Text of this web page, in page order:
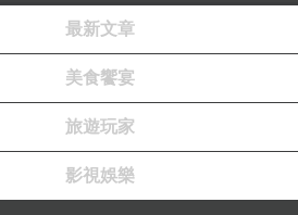
2
火鍋，幾次關鍵的進球與
贏球關鍵。射手艾靈頓也延
，新秀克拉克森(Jordan
板、3助攻。
砍35分、7籃板最佳，諾亞
最新文章
美食饗宴
旅遊玩家
影視娛樂